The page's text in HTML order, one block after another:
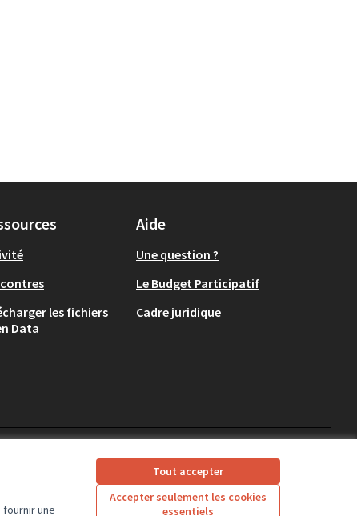
une
Tout accepter
Accepter seulement les cookies
essentiels
les fichiers
Data
Aide
Une question ?
Le Budget Participatif
Cadre juridique
(Lien externe)
(Lien externe)(Lien externe)(Lien externe)